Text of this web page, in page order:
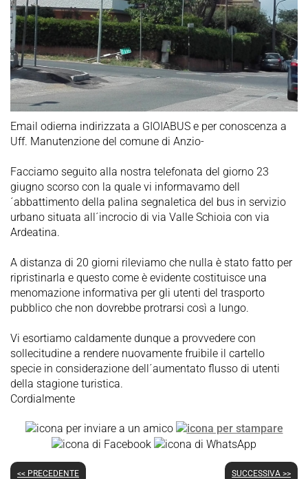
Email odierna indirizzata a GIOIABUS e per conoscenza a
Uff. Manutenzione del comune di Anzio-
Facciamo seguito alla nostra telefonata del giorno 23
giugno scorso con la quale vi informavamo dell
´abbattimento della palina segnaletica del bus in servizio
urbano situata all´incrocio di via Valle Schioia con via
Ardeatina.
A distanza di 20 giorni rileviamo che nulla è stato fatto per
ripristinarla e questo come è evidente costituisce una
menomazione informativa per gli utenti del trasporto
pubblico che non dovrebbe protrarsi così a lungo.
Vi esortiamo caldamente dunque a provvedere con
sollecitudine a rendere nuovamente fruibile il cartello
specie in considerazione dell´aumentato flusso di utenti
della stagione turistica.
Cordialmente
<< PRECEDENTE SUCCESSIVA >>